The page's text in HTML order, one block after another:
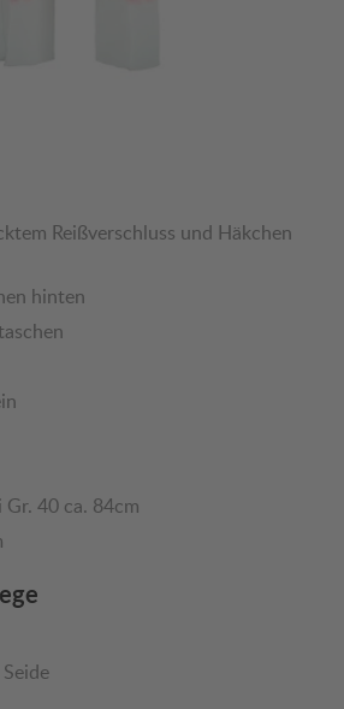
Reißverschluss und Häkchen
hinten
Gr. 40 ca. 84cm